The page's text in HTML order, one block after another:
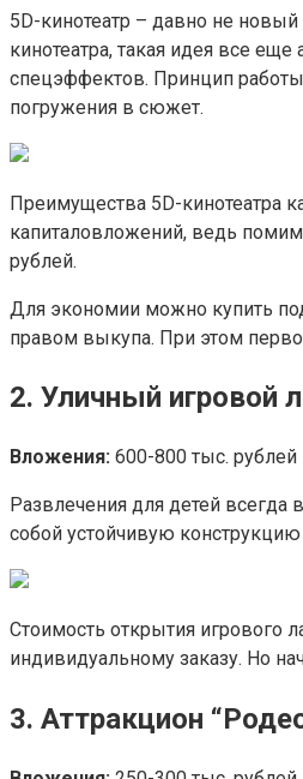
5D-кинотеатр – давно не
кинотеатра, такая идея все
спецэффектов. Принцип
погружения в сюжет.
Преимущества 5D-кинотеатра
капиталовложений, ведь
рублей.
Для экономии можно купить
правом выкупа. При этом
2. Уличный игровой
Вложения: 600-800 тыс. рублей
Развлечения для детей
собой устойчивую
Стоимость открытия игрового
индивидуальному заказу. Но
3. Аттракцион